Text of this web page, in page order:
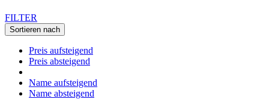
FILTER
Sortieren nach
Preis aufsteigend
Preis absteigend
Name aufsteigend
Name absteigend